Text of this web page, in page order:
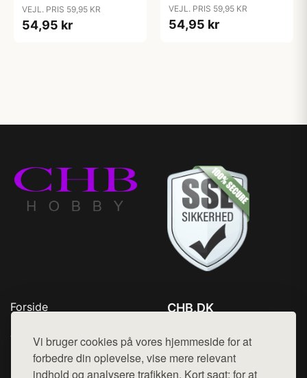
Vi bruger cookies på vores hjemmeside for at
forbedre din oplevelse, vise mere relevant
indhold og analysere trafikken. Kort sagt: for at
VEJL. PRIS 59,95 KR
54,95 kr
VEJL. PRIS 59,95 KR
54,95 kr
Forside
Top Rabatter
Kontakt
CHB.DK
Mail: hej@want.dk